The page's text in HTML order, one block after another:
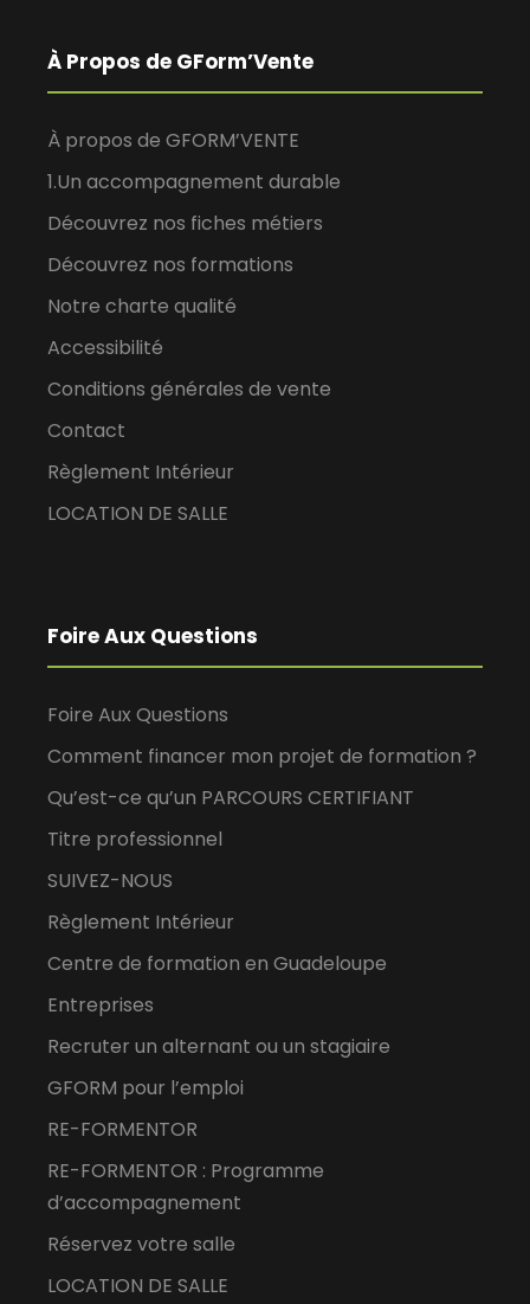
À Propos de GForm’Vente
À propos de GFORM’VENTE
1.Un accompagnement durable
Découvrez nos fiches métiers
Découvrez nos formations
Notre charte qualité
Accessibilité
Conditions générales de vente
Contact
Règlement Intérieur
LOCATION DE SALLE
Foire Aux Questions
Foire Aux Questions
Comment financer mon projet de formation ?
Qu’est-ce qu’un PARCOURS CERTIFIANT
Titre professionnel
SUIVEZ-NOUS
Règlement Intérieur
Centre de formation en Guadeloupe
Entreprises
Recruter un alternant ou un stagiaire
GFORM pour l’emploi
RE-FORMENTOR
RE-FORMENTOR : Programme
d’accompagnement
Réservez votre salle
LOCATION DE SALLE